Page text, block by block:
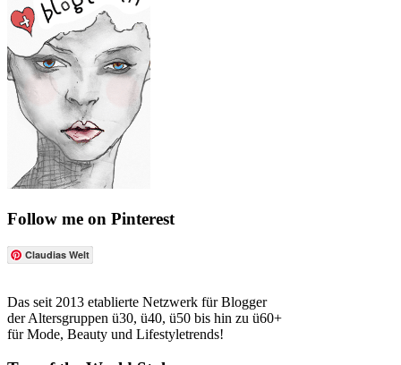
Follow me on Pinterest
Claudias Welt
Das seit 2013 etablierte Netzwerk für Blogger
der Altersgruppen ü30, ü40, ü50 bis hin zu ü60+
für Mode, Beauty und Lifestyletrends!